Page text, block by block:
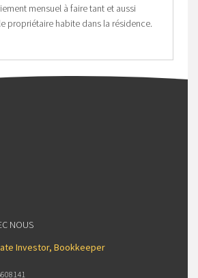
mensuel à faire tant et aussi
propriétaire habite dans la résidence.
NOUS
Investor, Bookkeeper